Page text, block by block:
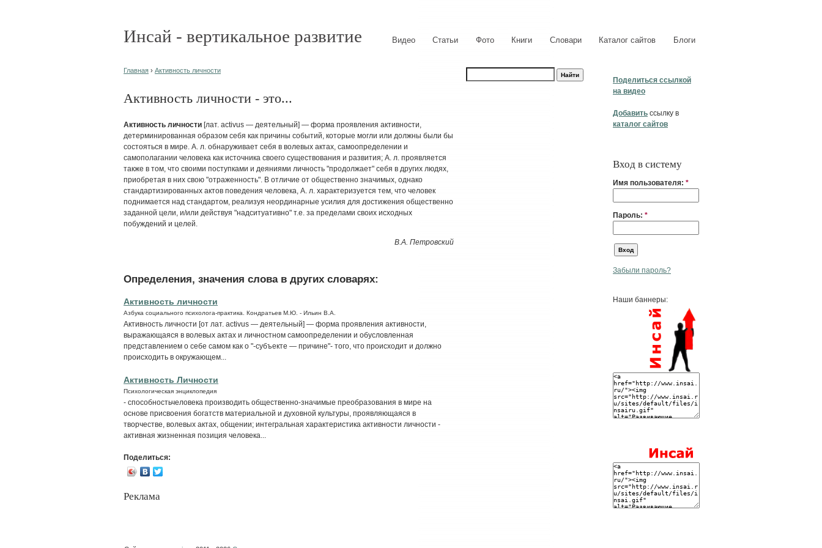
Инсай - вертикальное развитие Видео Статьи Фото Книги Словари Каталог сайтов Блоги
Поделиться ссылкой
на видео
Добавить ссылку в
каталог сайтов
Вход в систему
Имя пользователя: *
Пароль: *
Забыли пароль?
Наши баннеры:
Главная › Активность личности
Активность личности - это...
Активность личности [лат. activus — деятельный] — форма проявления активности,
детерминированная образом себя как причины событий, которые могли или должны были бы
состояться в мире. А. л. обнаруживает себя в волевых актах, самоопределении и
самополагании человека как источника своего существования и развития; А. л. проявляется
также в том, что своими поступками и деяниями личность "продолжает" себя в других людях,
приобретая в них свою "отраженность". В отличие от общественно значимых, однако
стандартизированных актов поведения человека, А. л. характеризуется тем, что человек
поднимается над стандартом, реализуя неординарные усилия для достижения общественно
заданной цели, и/или действуя "надситуативно" т.е. за пределами своих исходных
побуждений и целей.
В.А. Петровский
Определения, значения слова в других словарях:
Активность личности
Азбука социального психолога-практика. Кондратьев М.Ю. - Ильин В.А.
Активность личности [от лат. activus — деятельный] — форма проявления активности,
выражающаяся в волевых актах и личностном самоопределении и обусловленная
представлением о себе самом как о "-субъекте — причине"- того, что происходит и должно
происходить в окружающем...
Активность Личности
Психологическая энциклопедия
- способностьчеловека производить общественно-значимые преобразования в мире на
основе присвоения богатств материальной и духовной культуры, проявляющаяся в
творчестве, волевых актах, общении; интегральная характеристика активности личности -
активная жизненная позиция человека...
Поделиться:
Реклама